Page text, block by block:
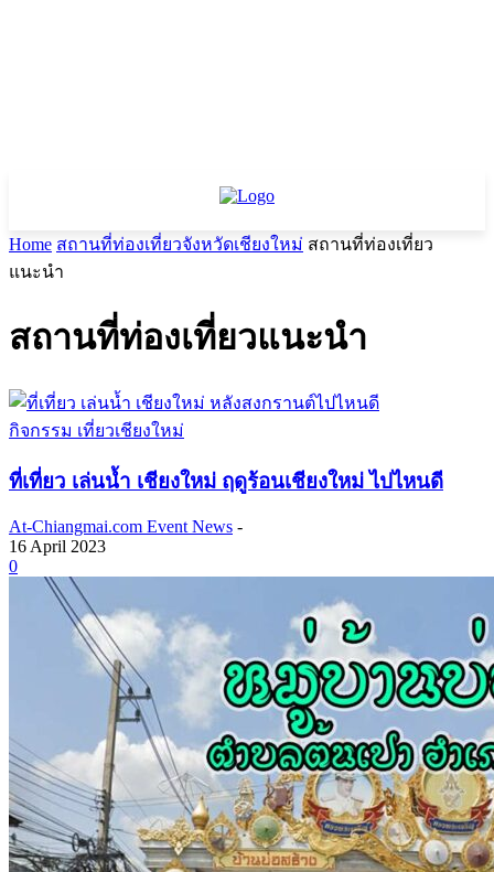
Home สถานที่ท่องเที่ยวจังหวัดเชียงใหม่ สถานที่ท่องเที่ยว
แนะนำ
สถานที่ท่องเที่ยวแนะนำ
กิจกรรม เที่ยวเชียงใหม่
ที่เที่ยว เล่นน้ำ เชียงใหม่ ฤดูร้อนเชียงใหม่ ไปไหนดี
At-Chiangmai.com Event News -
16 April 2023
0